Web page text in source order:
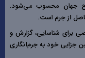
جهان محسوب می‌شود.
از جرم است.
برای شناسایی، گزارش و
جزایی خود به جرم‌انگاری